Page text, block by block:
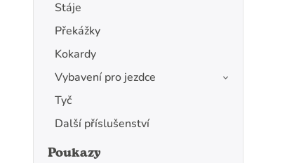
Stáje
Překážky
Kokardy
Vybavení pro jezdce
Tyč
Další příslušenství
Poukazy